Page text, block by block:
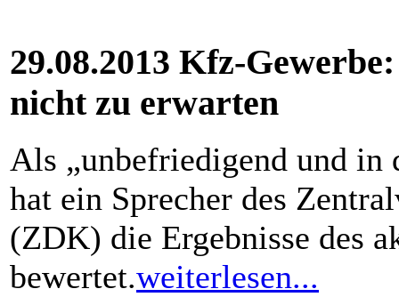
29.08.2013 Kfz-
nicht zu erwarten
Als „unbefriedigend und in
hat ein Sprecher des
(ZDK) die Ergebnisse des
bewertet.weiterlesen...